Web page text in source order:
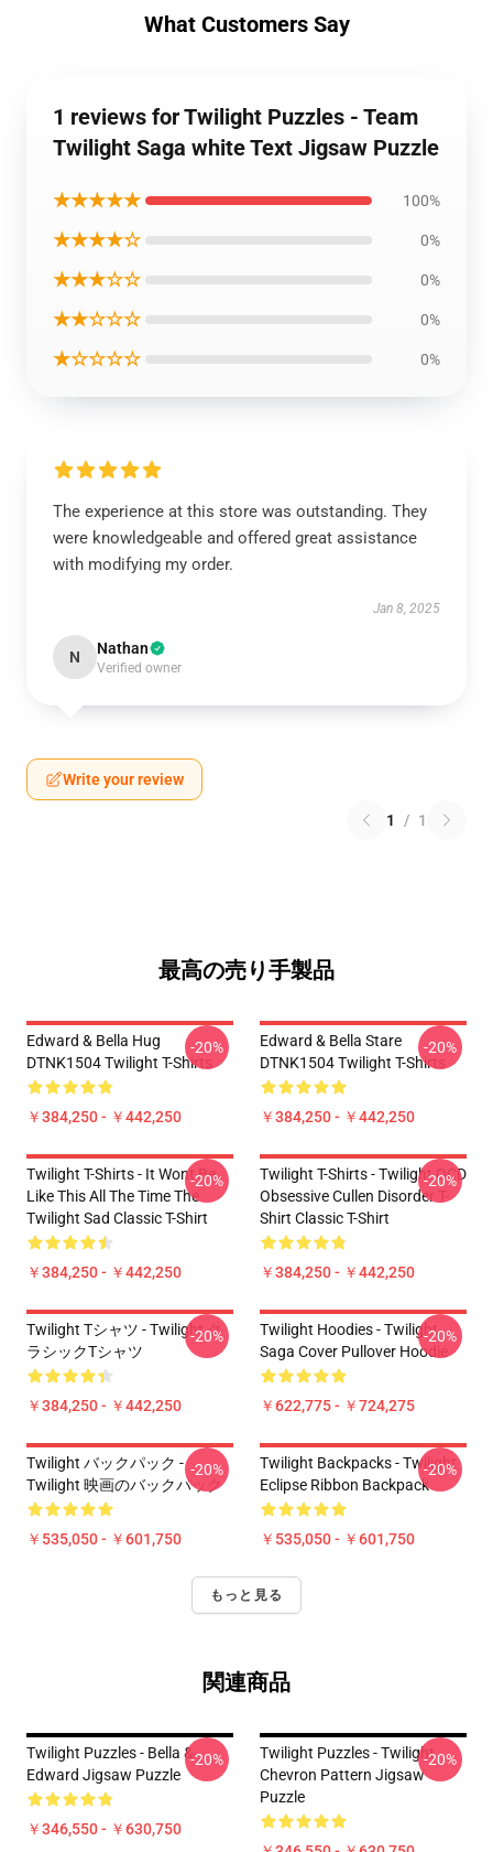
What Customers Say
1 reviews for Twilight Puzzles - Team
Twilight Saga white Text Jigsaw Puzzle
★★★★★ 100%
★★★★☆ 0%
★★★☆☆ 0%
★★☆☆☆ 0%
★☆☆☆☆ 0%
The experience at this store was outstanding. They
were knowledgeable and offered great assistance
with modifying my order.
Jan 8, 2025
N Nathan
Verified owner
Write your review
1 / 1
最高の売り手製品
Edward & Bella Hug
DTNK1504 Twilight T-Shirts
￥384,250 - ￥442,250
-20%
Edward & Bella Stare
DTNK1504 Twilight T-Shirts
￥384,250 - ￥442,250
-20%
Twilight T-Shirts - It Wont Be
Like This All The Time The
Twilight Sad Classic T-Shirt
￥384,250 - ￥442,250
-20%
Twilight T-Shirts - Twilight OCD
Obsessive Cullen Disorder T-
Shirt Classic T-Shirt
￥384,250 - ￥442,250
-20%
Twilight Tシャツ - Twilight ク
ラシックTシャツ
￥384,250 - ￥442,250
-20%
Twilight Hoodies - Twilight
Saga Cover Pullover Hoodie
￥622,775 - ￥724,275
-20%
Twilight バックパック -
Twilight 映画のバックパック
￥535,050 - ￥601,750
-20%
Twilight Backpacks - Twilight
Eclipse Ribbon Backpack
￥535,050 - ￥601,750
-20%
もっと見る
関連商品
Twilight Puzzles - Bella &
Edward Jigsaw Puzzle
￥346,550 - ￥630,750
-20%
Twilight Puzzles - Twilight
Chevron Pattern Jigsaw
Puzzle
-20%